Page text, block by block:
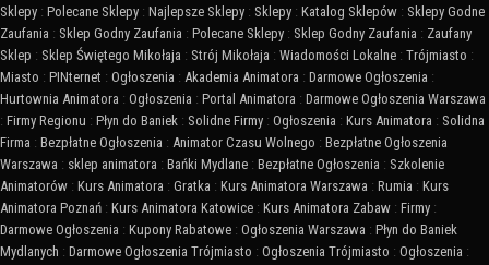
Sklepy : Polecane Sklepy : Najlepsze Sklepy : Sklepy : Katalog Sklepów : Sklepy Godne
Zaufania : Sklep Godny Zaufania : Polecane Sklepy : Sklep Godny Zaufania : Zaufany
Sklep : Sklep Świętego Mikołaja : Strój Mikołaja : Wiadomości Lokalne : Trójmiasto :
Miasto : PINternet : Ogłoszenia : Akademia Animatora : Darmowe Ogłoszenia :
Hurtownia Animatora : Ogłoszenia : Portal Animatora : Darmowe Ogłoszenia Warszawa
: Firmy Regionu : Płyn do Baniek : Solidne Firmy : Ogłoszenia : Kurs Animatora : Solidna
Firma : Bezpłatne Ogłoszenia : Animator Czasu Wolnego : Bezpłatne Ogłoszenia
Warszawa : sklep animatora : Bańki Mydlane : Bezpłatne Ogłoszenia : Szkolenie
Animatorów : Kurs Animatora : Gratka : Kurs Animatora Warszawa : Rumia : Kurs
Animatora Poznań : Kurs Animatora Katowice : Kurs Animatora Zabaw : Firmy :
Darmowe Ogłoszenia : Kupony Rabatowe : Ogłoszenia Warszawa : Płyn do Baniek
Mydlanych : Darmowe Ogłoszenia Trójmiasto : Ogłoszenia Trójmiasto : Ogłoszenia :